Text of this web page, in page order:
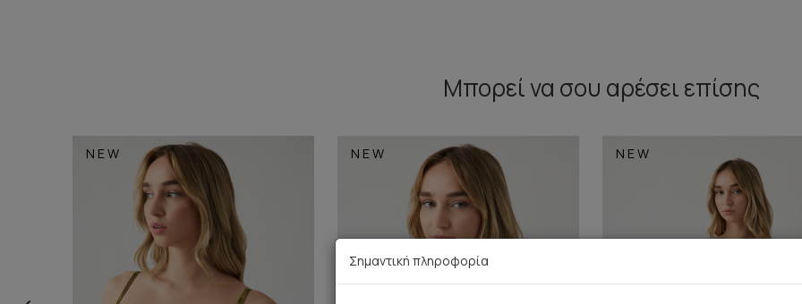
Μπορεί να σου αρέσει επίσης
NEW NEW NEW
Σημαντική πληροφορία